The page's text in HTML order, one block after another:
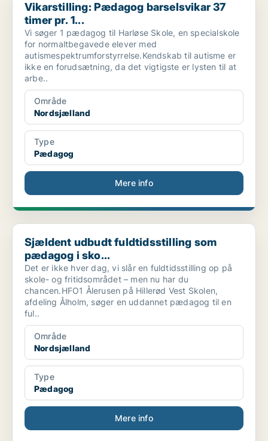
Vikarstilling: Pædagog barselsvikar 37
timer pr. 1...
Vi søger 1 pædagog til Harløse Skole, en specialskole
for normaltbegavede elever med
autismespektrumforstyrrelse.Kendskab til autisme er
ikke en forudsætning, da det vigtigste er lysten til at
arbe..
Område
Nordsjælland
Type
Pædagog
Mere info
Sjældent udbudt fuldtidsstilling som pædagog i sko...
Sjældent udbudt fuldtidsstilling som
pædagog i sko...
Det er ikke hver dag, vi slår en fuldtidsstilling op på
skole- og fritidsområdet – men nu har du
chancen.HFO1 Ålerusen på Hillerød Vest Skolen,
afdeling Ålholm, søger en uddannet pædagog til en
ful..
Område
Nordsjælland
Type
Pædagog
Mere info